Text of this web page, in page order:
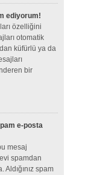
ediyorum!
özelliğini
otomatik
küfürlü ya da
bir
e-posta
mesaj
spamdan
spam